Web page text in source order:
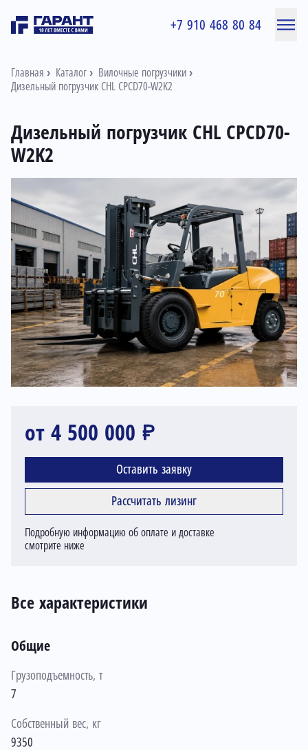
+7 910 468 80 84
Главная Каталог
Вилочные погрузчики
Дизельный погрузчик CHL CPСD70-W2K2
Дизельный погрузчик CHL CPСD70-
W2K2
от 4 500 000 ₽
Оставить заявку
Рассчитать лизинг
Подробную информацию об оплате и доставке
смотрите ниже
Все характеристики
Общие
Грузоподъемность, т
7
Собственный вес, кг
9350